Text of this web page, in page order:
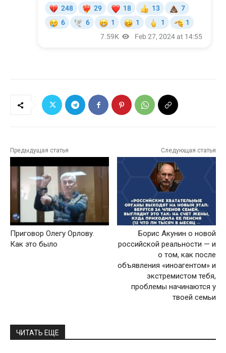
Предыдущая статья
Приговор Олегу Орлову.
Как это было
Следующая статья
Борис Акунин о новой
российской реальности — и
о том, как после
объявления «иноагентом» и
экстремистом тебя,
проблемы начинаются у
твоей семьи
ЧИТАТЬ ЕЩЕ